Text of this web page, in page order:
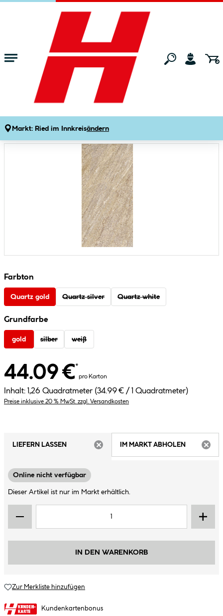
Zum Hauptinhalt springen
Markt: Ried im Innkreisändern
Gartenmarkt Terrassenbau
Feinsteinzeug Quartz Quartz gold 60 x 30 cm
Bildergalerie überspringen
Farbton
Quartz gold Quartz silver Quartz white
Grundfarbe
gold silber weiß
44.09 €*
pro Karton
Inhalt: 1,26 Quadratmeter (34.99 € / 1 Quadratmeter)
Preise inklusive 20 % MwSt. zzgl. Versandkosten
LIEFERN LASSEN
IM MARKT ABHOLEN
Online nicht verfügbar
Dieser Artikel ist nur im Markt erhältlich.
IN DEN WARENKORB
Zur Merkliste hinzufügen
Kundenkartenbonus